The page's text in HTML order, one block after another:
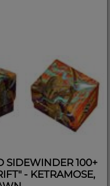
SIDEWINDER 100+
- KETRAMOSE,